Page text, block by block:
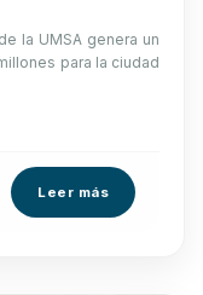
la UMSA genera un
para la ciudad
Leer más